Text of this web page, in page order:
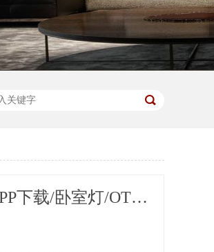
OTL-客厅污香蕉视频APP下载/卧室灯/OTL-73112系列